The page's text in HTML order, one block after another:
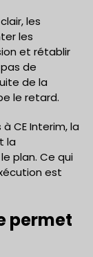
les
les
et rétablir
de
de la
le retard.
CE Interim, la
la
plan. Ce qui
est
permet